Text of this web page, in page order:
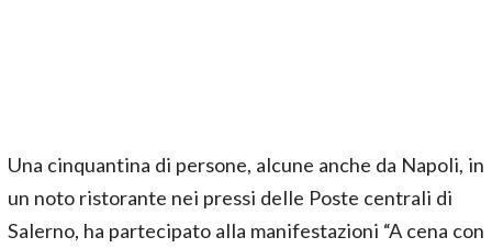
Una cinquantina di persone, alcune anche da Napoli, in
un noto ristorante nei pressi delle Poste centrali di
Salerno, ha partecipato alla manifestazioni “A cena con